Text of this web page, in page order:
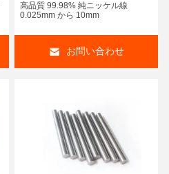
高品質 99.98% 純ニッケル線
0.025mm から 10mm
お問い合わせ